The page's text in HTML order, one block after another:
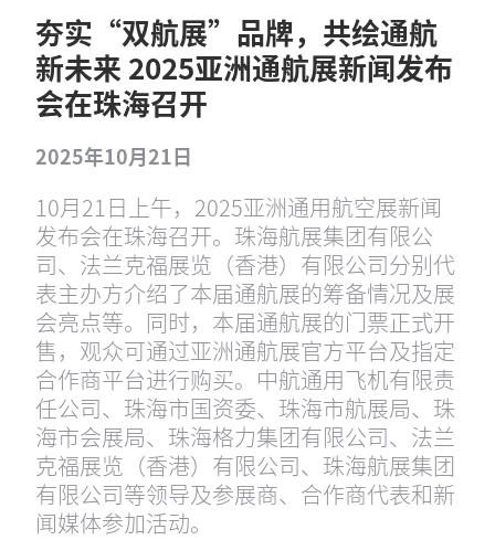
夯实“双航展”品牌，共绘通航
新未来 2025亚洲通航展新闻发布
会在珠海召开
2025年10月21日
10月21日上午，2025亚洲通用航空展新闻
发布会在珠海召开。珠海航展集团有限公
司、法兰克福展览（香港）有限公司分别代
表主办方介绍了本届通航展的筹备情况及展
会亮点等。同时，本届通航展的门票正式开
售，观众可通过亚洲通航展官方平台及指定
合作商平台进行购买。中航通用飞机有限责
任公司、珠海市国资委、珠海市航展局、珠
海市会展局、珠海格力集团有限公司、法兰
克福展览（香港）有限公司、珠海航展集团
有限公司等领导及参展商、合作商代表和新
闻媒体参加活动。